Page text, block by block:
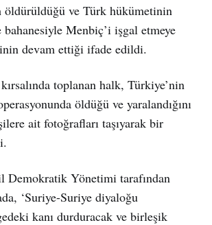
ve Türk hükümetinin
Menbiç’i işgal etmeye
devam ettiği ifade edildi.
toplanan halk, Türkiye’nin
öldüğü ve yaralandığını
ait fotoğrafları taşıyarak bir
Demokratik Yönetimi tarafından
‘Suriye-Suriye diyaloğu
kanı durduracak ve birleşik